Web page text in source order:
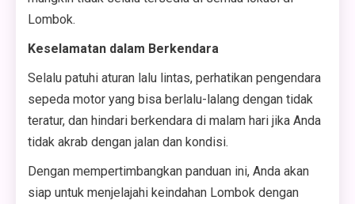
Lombok.
Keselamatan dalam Berkendara
Selalu patuhi aturan lalu lintas, perhatikan pengendara
sepeda motor yang bisa berlalu-lalang dengan tidak
teratur, dan hindari berkendara di malam hari jika Anda
tidak akrab dengan jalan dan kondisi.
Dengan mempertimbangkan panduan ini, Anda akan
siap untuk menjelajahi keindahan Lombok dengan